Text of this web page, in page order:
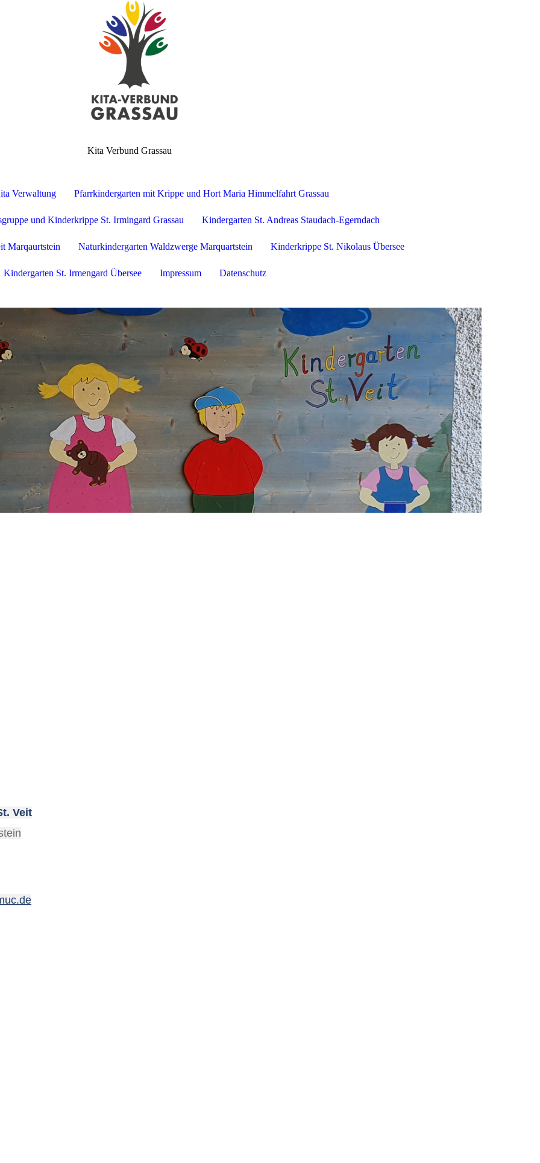
Kita Verbund Grassau
Verwaltung Pfarrkindergarten mit Krippe und Hort Maria Himmelfahrt Grassau
und Kinderkrippe St. Irmingard Grassau Kindergarten St. Andreas Staudach-Egerndach
Marqaurtstein Naturkindergarten Waldzwerge Marquartstein Kinderkrippe St. Nikolaus Übersee
Kindergarten St. Irmengard Übersee Impressum Datenschutz
Veit